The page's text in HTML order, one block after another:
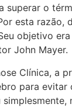
superar o
esta razão,
objetivo
John Mayer.
Clínica, a
para